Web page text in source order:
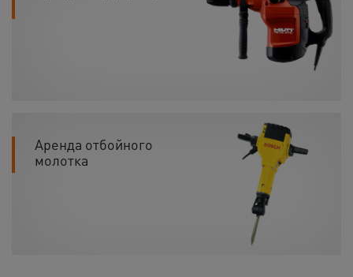
Аренда отбойного
молотка